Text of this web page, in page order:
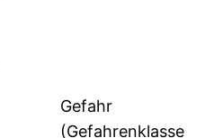
Gefahr
(Gefahrenklasse